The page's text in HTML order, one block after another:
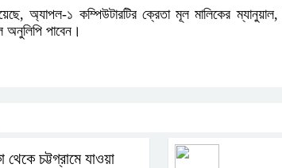
অ্যাপল-১ কম্পিউটারটির ক্রেতা মূল মালিকের ম্যানুয়াল,
অনুলিপি পাবেন।
থেকে চট্টগ্রামে যাওয়া